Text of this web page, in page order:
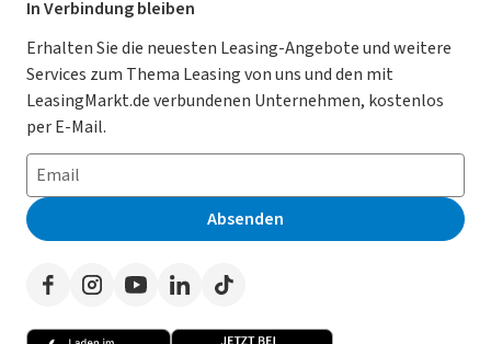
Für Händler
Kooperation mit AutoScout24
AGB
Datenschutz
Impressum
Erklärung zur Barrierefreiheit
Presse
Magazin
Datenschutz-Einstellungen
So funktioniert’s
Häufig gestellte Fragen
Leasing-Lexikon
Auto-Tests
Werben auf LeasingMarkt.de
Gebrauchtwagen Leasing
Leasing ohne Anzahlung
E-Auto Leasing
Privatleasing
Leasing-Vergleiche
Herstellerverzeichnis
Händlerverzeichnis
In Verbindung bleiben
Erhalten Sie die neuesten Leasing-Angebote und weitere
Services zum Thema Leasing von uns und den mit
LeasingMarkt.de verbundenen Unternehmen, kostenlos
per E-Mail.
Absenden